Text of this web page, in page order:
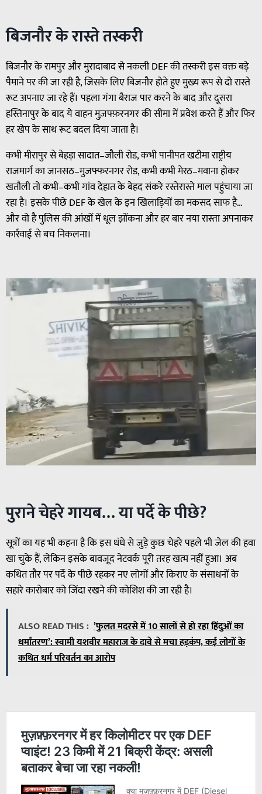
बिजनौर के रास्ते तस्करी
बिजनौर के रामपुर और मुरादाबाद से नकली DEF की तस्करी इस वक्त बड़े
पैमाने पर की जा रही है, जिसके लिए बिजनौर होते हुए मुख्य रूप से दो रास्ते
रूट अपनाए जा रहे हैं। पहला गंगा बैराज पार करने के बाद और दूसरा
हस्तिनापुर के बाद ये वाहन मुज़फ्फ़रनगर की सीमा में प्रवेश करते हैं और फिर
हर खेप के साथ रूट बदल दिया जाता है।
कभी मीरापुर से बेहड़ा सादात–जौली रोड, कभी पानीपत खटीमा राष्ट्रीय
राजमार्ग का जानसठ–मुजफ्फरनगर रोड, कभी कभी मेरठ–मवाना होकर
खतौली तो कभी–कभी गांव देहात के बेहद संकरे रस्तेरास्ते माल पहुंचाया जा
रहा है। इसके पीछे DEF के खेल के इन खिलाड़ियों का मकसद साफ है…
और वो है पुलिस की आंखों में धूल झोंकना और हर बार नया रास्ता अपनाकर
कार्रवाई से बच निकलना।
पुराने चेहरे गायब… या पर्दे के पीछे?
सूत्रों का यह भी कहना है कि इस धंधे से जुड़े कुछ चेहरे पहले भी जेल की हवा
खा चुके हैं, लेकिन इसके बावजूद नेटवर्क पूरी तरह खत्म नहीं हुआ। अब
कथित तौर पर पर्दे के पीछे रहकर नए लोगों और किराए के संसाधनों के
सहारे कारोबार को जिंदा रखने की कोशिश की जा रही है।
ALSO READ THIS : ’फुलत मदरसे में 10 सालों से हो रहा हिंदुओं का
धर्मांतरण’: स्वामी यशवीर महाराज के दावे से मचा हड़कंप, कई लोगों के
कथित धर्म परिवर्तन का आरोप